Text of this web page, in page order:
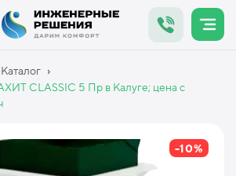
Каталог ›
CLASSIC 5 Пр в Калуге; цена с
-10%